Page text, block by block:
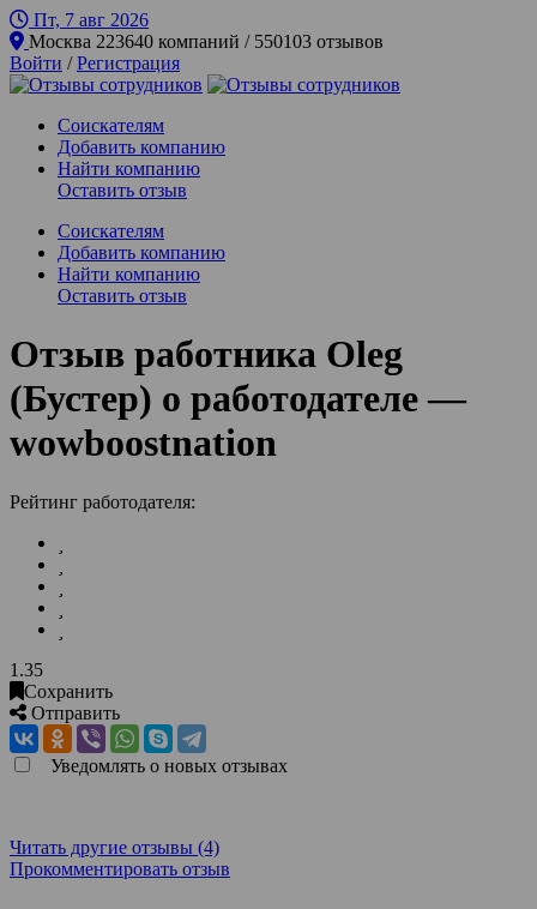
Пт, 7 авг 2026
Москва
223640 компаний / 550103 отзывов
Войти /Регистрация
Соискателям
Добавить компанию
Найти компанию
Оставить отзыв
Соискателям
Добавить компанию
Найти компанию
Оставить отзыв
Отзыв работника Oleg
(Бустер) о работодателе —
wowboostnation
Рейтинг работодателя:
1.35
Сохранить
Отправить
Уведомлять о новых отзывах
Читать другие отзывы (4)
Прокомментировать отзыв